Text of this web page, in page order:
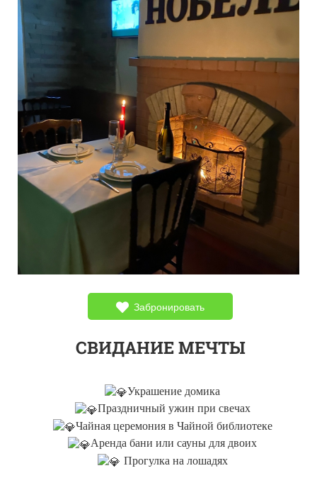
Забронировать
СВИДАНИЕ МЕЧТЫ
Украшение домика
Праздничный ужин при свечах
Чайная церемония в Чайной библиотеке
Аренда бани или сауны для двоих
Прогулка на лошадях